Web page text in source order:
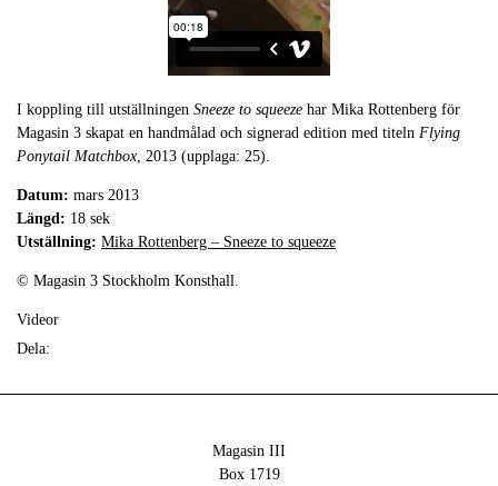
I koppling till utställningen Sneeze to squeeze har Mika Rottenberg för
Magasin 3 skapat en handmålad och signerad edition med titeln Flying
Ponytail Matchbox, 2013 (upplaga: 25).
Datum: mars 2013
Längd: 18 sek
Utställning: Mika Rottenberg – Sneeze to squeeze
© Magasin 3 Stockholm Konsthall.
Videor
Dela:
Magasin III
Box 1719